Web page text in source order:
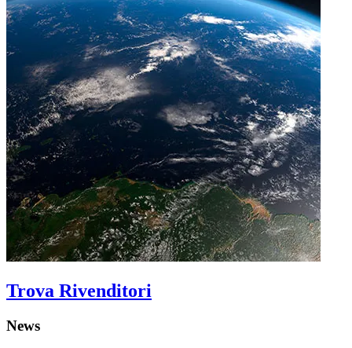
Trova Rivenditori
News